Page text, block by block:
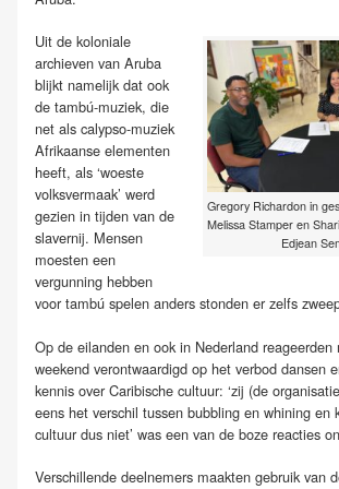
Gregory Richardon in
Melissa Stamper en
Edjean
Uit de koloniale
archieven van Aruba
blijkt namelijk dat ook
de tambú-muziek, die
net als calypso-muziek
Afrikaanse elementen
heeft, als ‘woeste
volksvermaak’ werd
gezien in tijden van de
slavernij. Mensen
moesten een
vergunning hebben
voor tambú spelen anders stonden er zelfs
Op de eilanden en ook in Nederland reageerden
weekend verontwaardigd op het verbod dansen
kennis over Caribische cultuur: ‘zij (de
eens het verschil tussen bubbling en whining en
cultuur dus niet’ was een van de boze reacties
Verschillende deelnemers maakten gebruik van